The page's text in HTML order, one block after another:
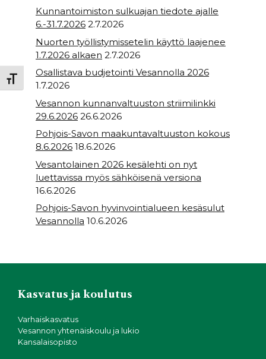
Toggle Font size
Kunnantoimiston sulkuajan tiedote ajalle
6.-31.7.2026 2.7.2026
Nuorten työllistymissetelin käyttö laajenee
1.7.2026 alkaen 2.7.2026
Osallistava budjetointi Vesannolla 2026
1.7.2026
Vesannon kunnanvaltuuston striimilinkki
29.6.2026 26.6.2026
Pohjois-Savon maakuntavaltuuston kokous
8.6.2026 18.6.2026
Vesantolainen 2026 kesälehti on nyt
luettavissa myös sähköisenä versiona
16.6.2026
Pohjois-Savon hyvinvointialueen kesäsulut
Vesannolla 10.6.2026
Kasvatus ja koulutus
Varhaiskasvatus
Vesannon yhtenäiskoulu ja lukio
Kansalaisopisto